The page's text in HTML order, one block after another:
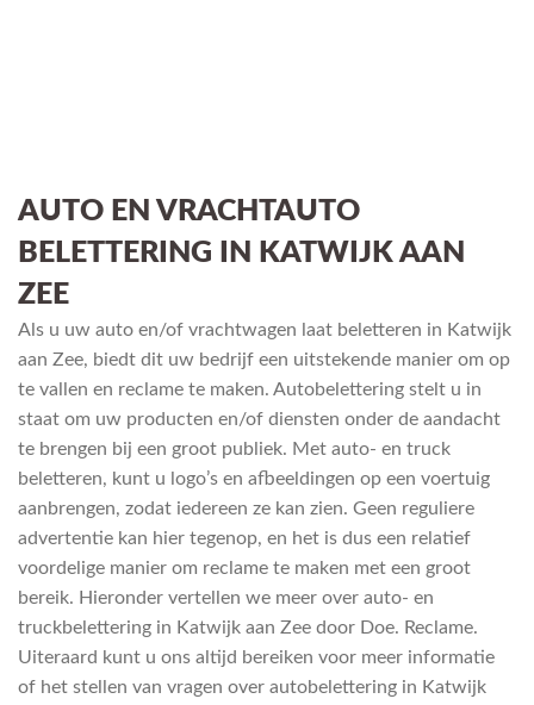
AUTO EN VRACHTAUTO
BELETTERING IN KATWIJK AAN
ZEE
Als u uw auto en/of vrachtwagen laat beletteren in Katwijk
aan Zee, biedt dit uw bedrijf een uitstekende manier om op
te vallen en reclame te maken. Autobelettering stelt u in
staat om uw producten en/of diensten onder de aandacht
te brengen bij een groot publiek. Met auto- en truck
beletteren, kunt u logo’s en afbeeldingen op een voertuig
aanbrengen, zodat iedereen ze kan zien. Geen reguliere
advertentie kan hier tegenop, en het is dus een relatief
voordelige manier om reclame te maken met een groot
bereik. Hieronder vertellen we meer over auto- en
truckbelettering in Katwijk aan Zee door Doe. Reclame.
Uiteraard kunt u ons altijd bereiken voor meer informatie
of het stellen van vragen over autobelettering in Katwijk